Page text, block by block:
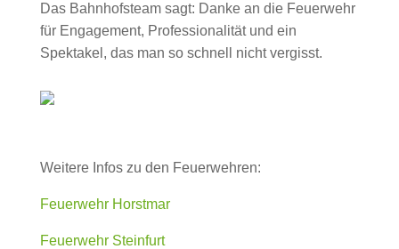
Das Bahnhofsteam sagt: Danke an die Feuerwehr
für Engagement, Professionalität und ein
Spektakel, das man so schnell nicht vergisst.
Weitere Infos zu den Feuerwehren:
Feuerwehr Horstmar
Feuerwehr Steinfurt